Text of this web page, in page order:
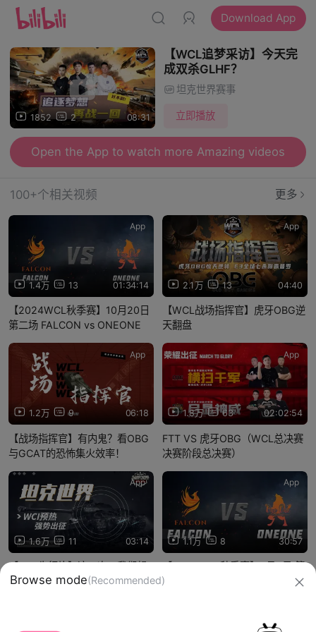
Download App
1852 2 08:31
【WCL追梦采访】今天完
成双杀GLHF？
坦克世界赛事
立即播放
Open the App to watch more Amazing videos
100+个相关视频 更多
1.4万 13 01:34:14
App
【2024WCL秋季赛】10月20日
第二场 FALCON vs ONEONE
2.1万 13 04:40
App
【WCL战场指挥官】虎牙OBG逆
天翻盘
1.2万 9 06:18
App
【战场指挥官】有内鬼？看OBG
与GCAT的恐怖集火效率！
1.8万 63 02:02:54
App
FTT VS 虎牙OBG（WCL总决赛
决赛阶段总决赛）
1.6万 11 03:14
App
【WCI先行片】这一次，我们想
要赢！
1.1万 8 30:57
App
【2024WCL秋季赛】9月6日 第
一场 FALCON VS ONEONE
Browse mode(Recommended)